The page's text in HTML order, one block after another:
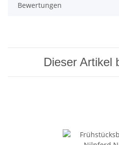
Bewertungen
Dieser Artikel